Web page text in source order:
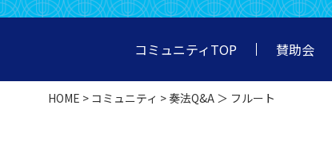
コミュニティTOP 賛助会
HOME > コミュニティ > 奏法Q&A ＞ フルート